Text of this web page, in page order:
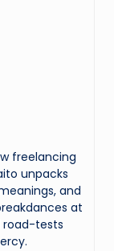
freelancing
unpacks
and
at
road-tests